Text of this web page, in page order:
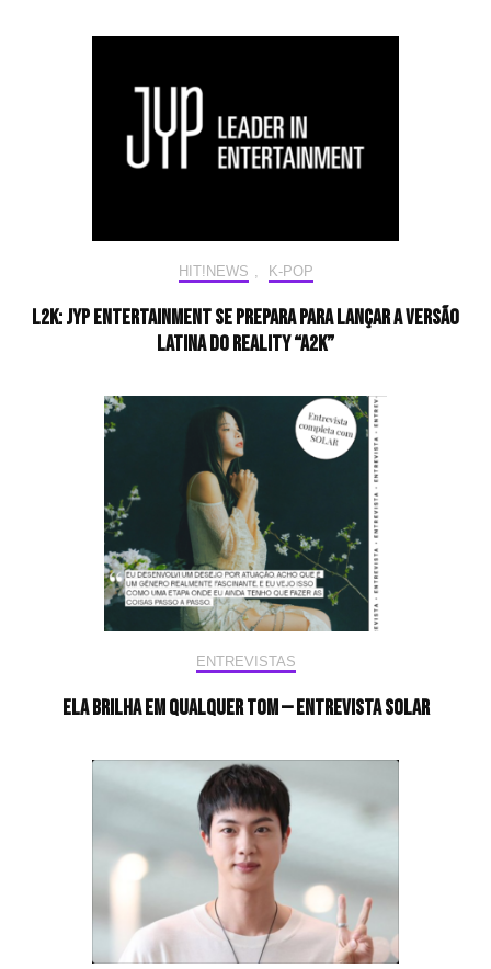
HIT!NEWS K-POP
L2K: JYP Entertainment se prepara para lançar a versão
latina do reality “A2K”
ENTREVISTAS
Ela brilha em qualquer tom — Entrevista Solar